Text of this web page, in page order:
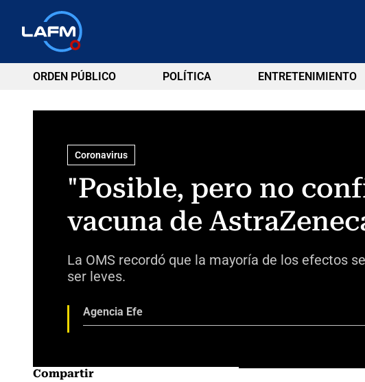
ORDEN PÚBLICO POLÍTICA ENTRETENIMIENTO
Coronavirus
"Posible, pero no
vacuna de
La OMS recordó que la mayoría de los efectos
ser leves.
Agencia Efe
Compartir